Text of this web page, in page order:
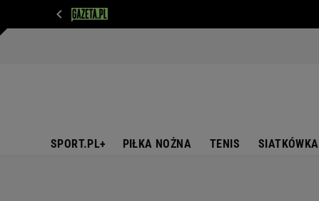
SPORT.PL+ PIŁKA NOŻNA TENIS SIATKÓWKA